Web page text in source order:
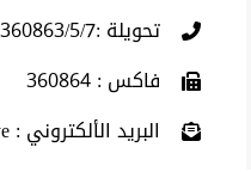
تحويلة :360863/5/7 (009675)
فاكس : 360864
البريد الألكتروني : info@hu.edu.ye